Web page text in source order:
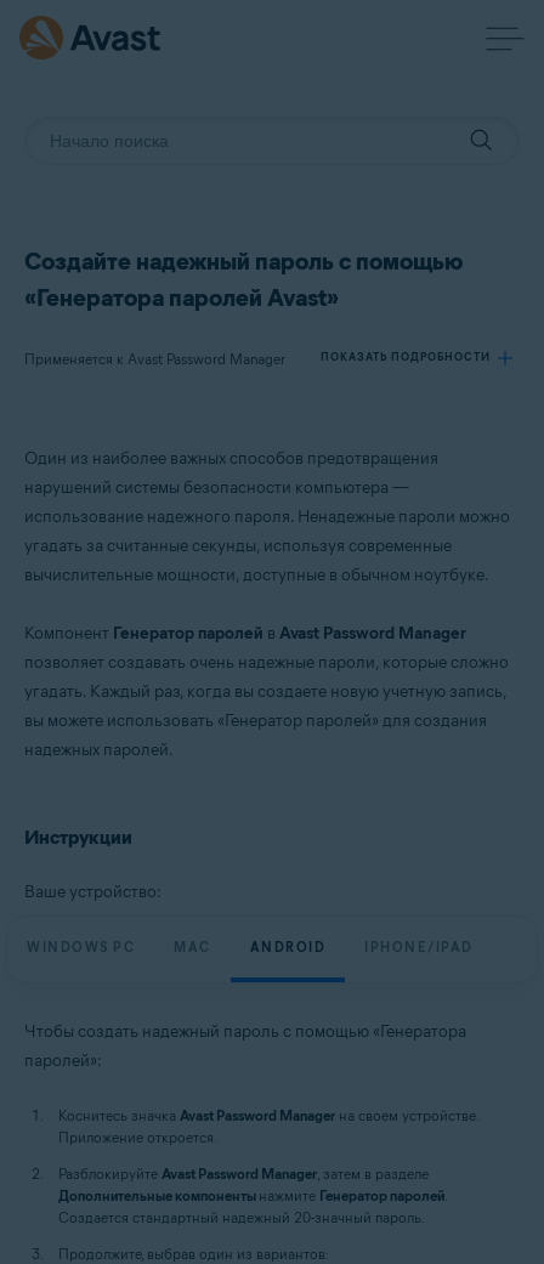
Создайте надежный пароль с помощью
«Генератора паролей Avast»
Применяется к Avast Password Manager ПОКАЗАТЬ ПОДРОБНОСТИ
Avast Password Manager
Windows, macOS, Android, iOS
Один из наиболее важных способов предотвращения
нарушений системы безопасности компьютера —
использование надежного пароля. Ненадежные пароли можно
угадать за считанные секунды, используя современные
вычислительные мощности, доступные в обычном ноутбуке.
Компонент Генератор паролей в Avast Password Manager
позволяет создавать очень надежные пароли, которые сложно
угадать. Каждый раз, когда вы создаете новую учетную запись,
вы можете использовать «Генератор паролей» для создания
надежных паролей.
Инструкции
Ваше устройство:
WINDOWS PC MAC ANDROID IPHONE/IPAD
Чтобы создать надежный пароль с помощью «Генератора
паролей»:
Коснитесь значка Avast Password Manager на своем устройстве.
Приложение откроется.
Разблокируйте Avast Password Manager, затем в разделе
Дополнительные компоненты нажмите Генератор паролей.
Создается стандартный надежный 20-значный пароль.
Продолжите, выбрав один из вариантов: